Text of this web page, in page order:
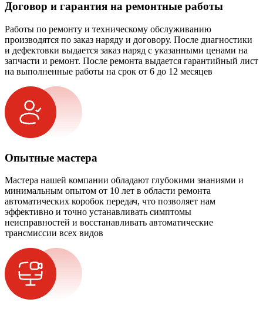
Договор и гарантия на ремонтные работы
Работы по ремонту и техническому обслуживанию
производятся по заказ наряду и договору. После диагностики
и дефектовки выдается заказ наряд с указанными ценами на
запчасти и ремонт. После ремонта выдается гарантийный лист
на выполненные работы на срок от 6 до 12 месяцев
Опытные мастера
Мастера нашей компании обладают глубокими знаниями и
минимальным опытом от 10 лет в области ремонта
автоматических коробок передач, что позволяет нам
эффективно и точно устанавливать симптомы
неисправностей и восстанавливать автоматические
трансмиссии всех видов